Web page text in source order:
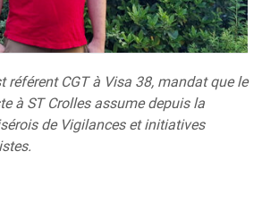
référent CGT à Visa 38, mandat que le
à ST Crolles assume depuis la
de Vigilances et initiatives